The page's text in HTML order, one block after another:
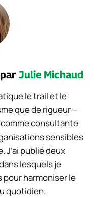
Julie Michaud
le trail et le
que de rigueur—
comme consultante
sensibles
J’ai publié deux
lesquels je
harmoniser le
quotidien.